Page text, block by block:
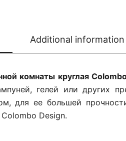
Additional information
комнаты круглая
гелей или других
для ее большей
Design.